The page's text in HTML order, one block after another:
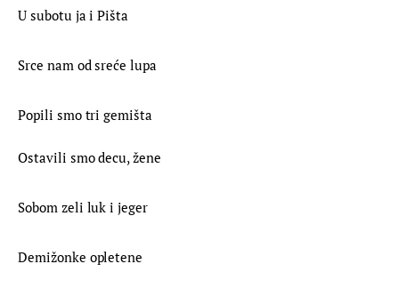
U subotu ja i Pišta
Srce nam od sreće lupa
Popili smo tri gemišta
Ostavili smo decu, žene
Sobom zeli luk i jeger
Demižonke opletene